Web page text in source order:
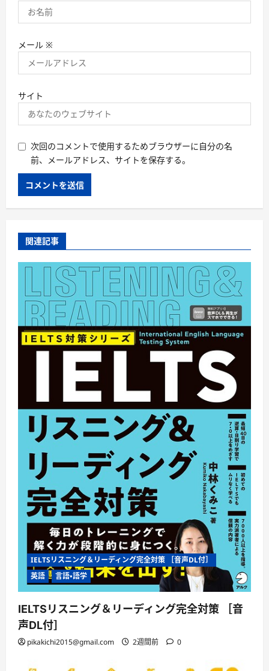
メール ※
サイト
次回のコメントで使用するためブラウザーに自分の名
前、メールアドレス、サイトを保存する。
関連記事
IELTSリスニング＆リーディング完全対策 ［音声DL付］
英語
言語・語学
IELTSリスニング＆リーディング完全対策 ［音
声DL付］
pikakichi2015@gmail.com 2週間前 0